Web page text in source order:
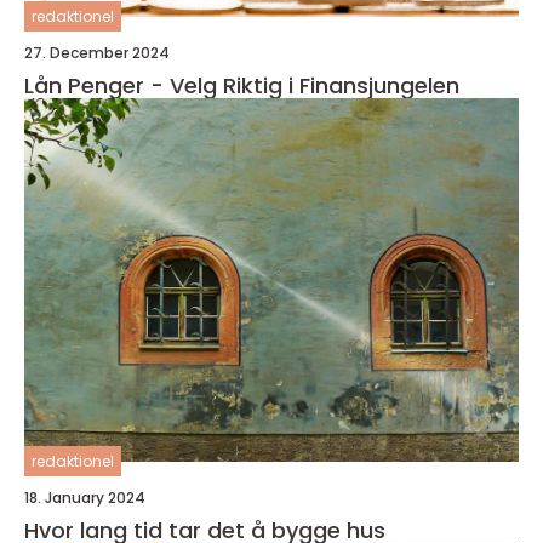
redaktionel
27. December 2024
Lån Penger - Velg Riktig i Finansjungelen
redaktionel
18. January 2024
Hvor lang tid tar det å bygge hus